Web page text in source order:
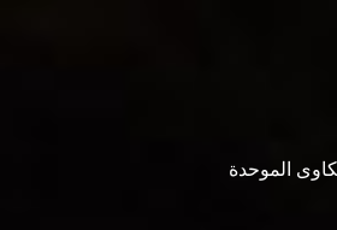
الموحدة